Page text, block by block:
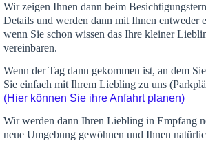
Wir zeigen Ihnen dann beim
Details und werden dann mit Ihnen entweder
wenn Sie schon wissen das Ihre kleiner
vereinbaren.
Wenn der Tag dann gekommen ist, an dem
Sie einfach mit Ihrem Liebling zu uns
(Hier können Sie ihre Anfahrt planen)
Wir werden dann Ihren Liebling in Empfang
neue Umgebung gewöhnen und Ihnen